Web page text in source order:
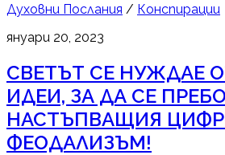
Духовни Послания / Конспирации
януари 20, 2023
СВЕТЪТ СЕ НУЖДАЕ
ИДЕИ, ЗА ДА СЕ
НАСТЪПВАЩИЯ
ФЕОДАЛИЗЪМ!